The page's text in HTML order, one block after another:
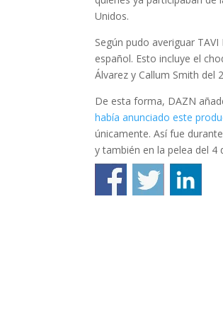
Unidos.
Según pudo averiguar
español. Esto incluye el
Álvarez y Callum Smith del
De esta forma, DAZN
había anunciado este
únicamente. Así fue
y también en la pelea del 4